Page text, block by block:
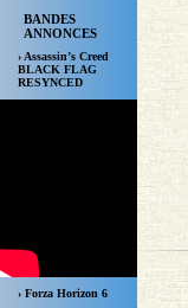
BANDES
ANNONCES
› Assassin’s Creed
BLACK FLAG
RESYNCED
› Forza Horizon 6